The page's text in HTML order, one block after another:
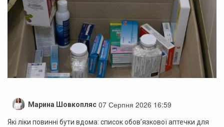
Марина Шовкопляс 07 Серпня 2026 16:59
Які ліки повинні бути вдома: список обов’язкової аптечки для